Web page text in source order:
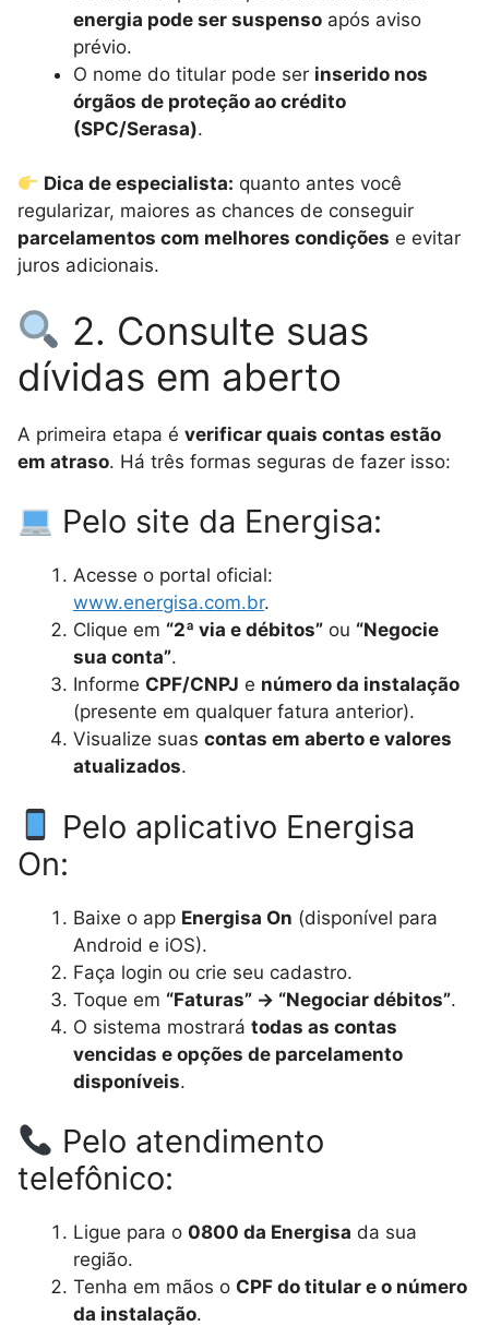
energia pode ser suspenso após aviso
prévio.
O nome do titular pode ser inserido nos
órgãos de proteção ao crédito
(SPC/Serasa).
Dica de especialista: quanto antes você
regularizar, maiores as chances de conseguir
parcelamentos com melhores condições e evitar
juros adicionais.
2. Consulte suas
dívidas em aberto
A primeira etapa é verificar quais contas estão
em atraso. Há três formas seguras de fazer isso:
Pelo site da Energisa:
Acesse o portal oficial:
www.energisa.com.br.
Clique em “2ª via e débitos” ou “Negocie
sua conta”.
Informe CPF/CNPJ e número da instalação
(presente em qualquer fatura anterior).
Visualize suas contas em aberto e valores
atualizados.
Pelo aplicativo Energisa
On:
Baixe o app Energisa On (disponível para
Android e iOS).
Faça login ou crie seu cadastro.
Toque em “Faturas” → “Negociar débitos”.
O sistema mostrará todas as contas
vencidas e opções de parcelamento
disponíveis.
Pelo atendimento
telefônico:
Ligue para o 0800 da Energisa da sua
região.
Tenha em mãos o CPF do titular e o número
da instalação.